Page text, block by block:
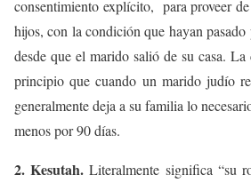
consentimiento explícito, para proveer
hijos, con la condición que hayan pasado
desde que el marido salió de su casa.
principio que cuando un marido judío
generalmente deja a su familia lo
menos por 90 días.
2. Kesutah. Literalmente significa “su